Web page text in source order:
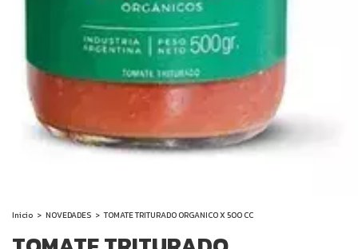
Inicio > NOVEDADES > TOMATE TRITURADO ORGANICO X 500 CC